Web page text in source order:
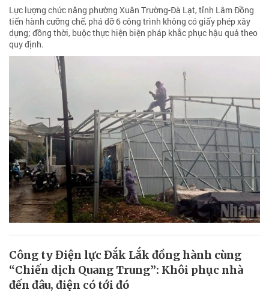
Lực lượng chức năng phường Xuân Trường-Đà Lạt, tỉnh Lâm Đồng
tiến hành cưỡng chế, phá dỡ 6 công trình không có giấy phép xây
dựng; đồng thời, buộc thực hiện biện pháp khắc phục hậu quả theo
quy định.
Công ty Điện lực Đắk Lắk đồng hành cùng
“Chiến dịch Quang Trung”: Khôi phục nhà
đến đâu, điện có tới đó